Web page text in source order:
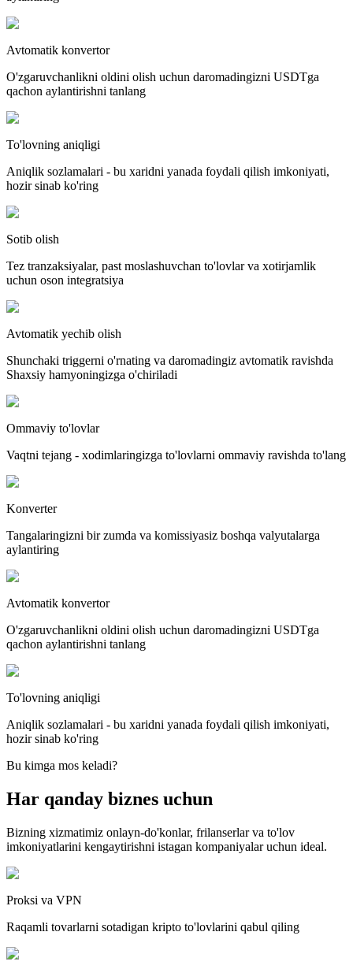
Avtomatik konvertor
O'zgaruvchanlikni oldini olish uchun daromadingizni USDTga
qachon aylantirishni tanlang
To'lovning aniqligi
Aniqlik sozlamalari - bu xaridni yanada foydali qilish imkoniyati,
hozir sinab ko'ring
Sotib olish
Tez tranzaksiyalar, past moslashuvchan to'lovlar va xotirjamlik
uchun oson integratsiya
Avtomatik yechib olish
Shunchaki triggerni o'rnating va daromadingiz avtomatik ravishda
Shaxsiy hamyoningizga o'chiriladi
Ommaviy to'lovlar
Vaqtni tejang - xodimlaringizga to'lovlarni ommaviy ravishda to'lang
Konverter
Tangalaringizni bir zumda va komissiyasiz boshqa valyutalarga
aylantiring
Avtomatik konvertor
O'zgaruvchanlikni oldini olish uchun daromadingizni USDTga
qachon aylantirishni tanlang
To'lovning aniqligi
Aniqlik sozlamalari - bu xaridni yanada foydali qilish imkoniyati,
hozir sinab ko'ring
Bu kimga mos keladi?
Har qanday biznes uchun
Bizning xizmatimiz onlayn-do'konlar, frilanserlar va to'lov
imkoniyatlarini kengaytirishni istagan kompaniyalar uchun ideal.
Proksi va VPN
Raqamli tovarlarni sotadigan kripto to'lovlarini qabul qiling